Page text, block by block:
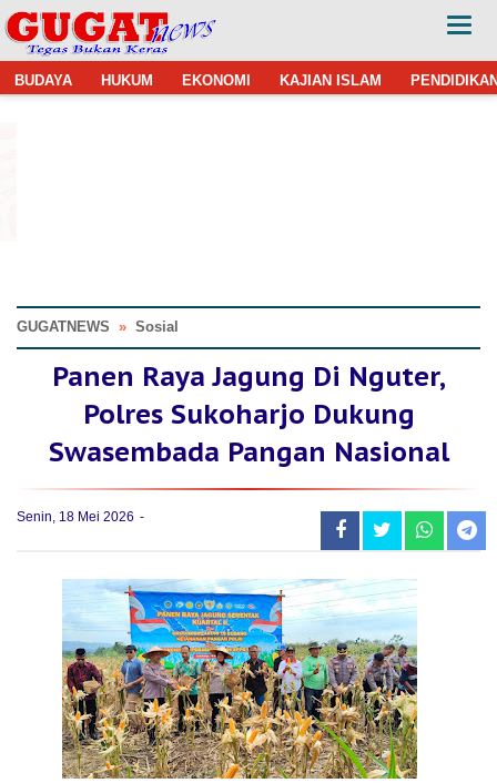
BUDAYA HUKUM EKONOMI KAJIAN ISLAM
GUGATNEWS » Sosial
Panen Raya Jagung Di Nguter,
Polres Sukoharjo Dukung
Swasembada Pangan Nasional
Senin, 18 Mei 2026